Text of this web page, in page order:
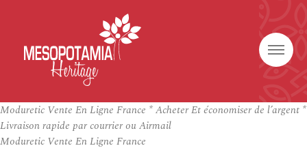
Moduretic Vente En Ligne France * Acheter Et économiser de l’argent *
Livraison rapide par courrier ou Airmail
Moduretic Vente En Ligne France